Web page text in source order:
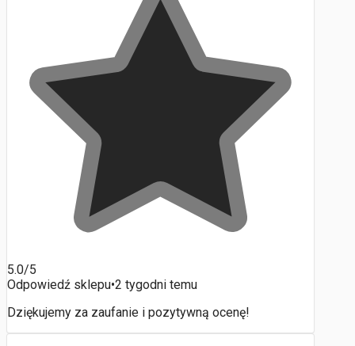
5.0/5
Odpowiedź sklepu•2 tygodni temu
Dziękujemy za zaufanie i pozytywną ocenę!